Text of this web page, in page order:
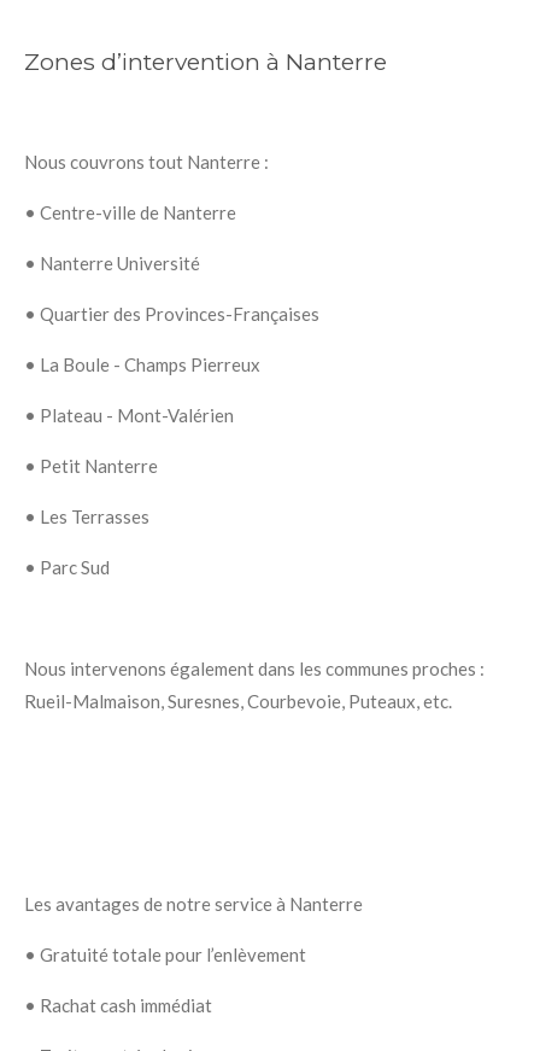
Zones d’intervention à Nanterre
Nous couvrons tout Nanterre :
• Centre-ville de Nanterre
• Nanterre Université
• Quartier des Provinces-Françaises
• La Boule - Champs Pierreux
• Plateau - Mont-Valérien
• Petit Nanterre
• Les Terrasses
• Parc Sud
Nous intervenons également dans les communes proches :
Rueil-Malmaison, Suresnes, Courbevoie, Puteaux, etc.
Les avantages de notre service à Nanterre
• Gratuité totale pour l’enlèvement
• Rachat cash immédiat